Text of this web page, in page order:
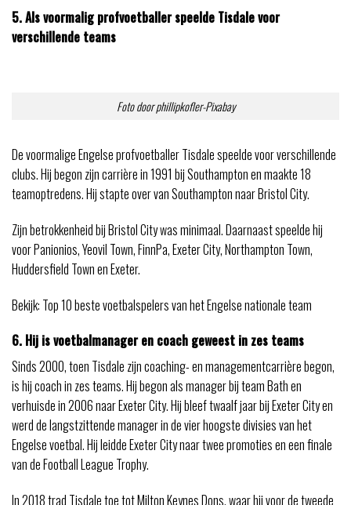
5. Als voormalig profvoetballer speelde Tisdale voor
verschillende teams
Foto door phillipkofler-Pixabay
De voormalige Engelse profvoetballer Tisdale speelde voor verschillende
clubs. Hij begon zijn carrière in 1991 bij Southampton en maakte 18
teamoptredens. Hij stapte over van Southampton naar Bristol City.
Zijn betrokkenheid bij Bristol City was minimaal. Daarnaast speelde hij
voor Panionios, Yeovil Town, FinnPa, Exeter City, Northampton Town,
Huddersfield Town en Exeter.
Bekijk: Top 10 beste voetbalspelers van het Engelse nationale team
6. Hij is voetbalmanager en coach geweest in zes teams
Sinds 2000, toen Tisdale zijn coaching- en managementcarrière begon,
is hij coach in zes teams. Hij begon als manager bij team Bath en
verhuisde in 2006 naar Exeter City. Hij bleef twaalf jaar bij Exeter City en
werd de langstzittende manager in de vier hoogste divisies van het
Engelse voetbal. Hij leidde Exeter City naar twee promoties en een finale
van de Football League Trophy.
In 2018 trad Tisdale toe tot Milton Keynes Dons, waar hij voor de tweede